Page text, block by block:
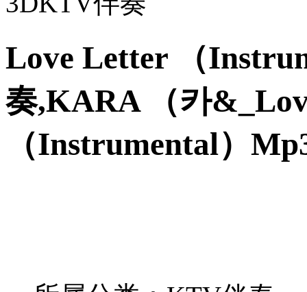
Love Letter （
奏,KARA （카
（Instrumental）